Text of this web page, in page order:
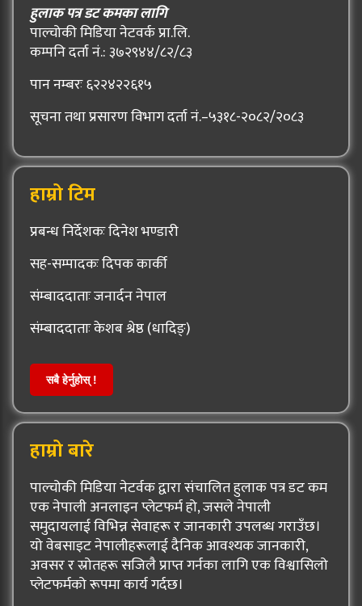
हुलाक पत्र डट कमका लागि
पाल्चोकी मिडिया नेटवर्क प्रा.लि.
कम्पनि दर्ता नं.: ३७२९४४/८२/८३
पान नम्बरः ६२२४२२६१५
सूचना तथा प्रसारण विभाग दर्ता नं.–५३१८-२०८२/२०८३
हाम्रो टिम
प्रबन्ध निर्देशकः दिनेश भण्डारी
सह-सम्पादकः दिपक कार्की
संम्बाददाताः जनार्दन नेपाल
संम्बाददाताः केशब श्रेष्ठ (धादिङ्)
सबै हेर्नुहोस् !
हाम्रो बारे
पाल्चोकी मिडिया नेटर्वक द्वारा संचालित हुलाक पत्र डट कम
एक नेपाली अनलाइन प्लेटफर्म हो, जसले नेपाली
समुदायलाई विभिन्न सेवाहरू र जानकारी उपलब्ध गराउँछ।
यो वेबसाइट नेपालीहरूलाई दैनिक आवश्यक जानकारी,
अवसर र स्रोतहरू सजिलै प्राप्त गर्नका लागि एक विश्वासिलो
प्लेटफर्मको रूपमा कार्य गर्दछ।